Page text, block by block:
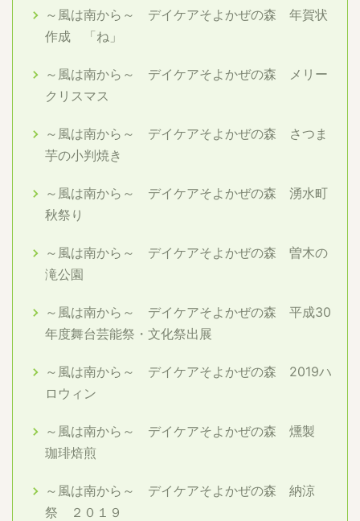
～風は南から～ デイケアそよかぜの森 年賀状
作成 「ね」
～風は南から～ デイケアそよかぜの森 メリー
クリスマス
～風は南から～ デイケアそよかぜの森 さつま
芋の小判焼き
～風は南から～ デイケアそよかぜの森 湧水町
秋祭り
～風は南から～ デイケアそよかぜの森 曽木の
滝公園
～風は南から～ デイケアそよかぜの森 平成30
年度舞台芸能祭・文化祭出展
～風は南から～ デイケアそよかぜの森 2019ハ
ロウィン
～風は南から～ デイケアそよかぜの森 燻製
珈琲焙煎
～風は南から～ デイケアそよかぜの森 納涼
祭 ２０１９